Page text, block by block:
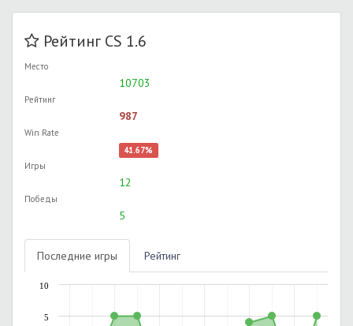
Рейтинг CS 1.6
Место
10703
Рейтинг
987
Win Rate
41.67%
Игры
12
Победы
5
Последние игры Рейтинг
5
10